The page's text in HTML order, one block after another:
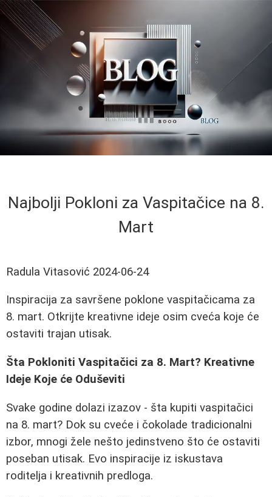
Najbolji Pokloni za Vaspitačice na 8.
Mart
Radula Vitasović 2024-06-24
Inspiracija za savršene poklone vaspitačicama za
8. mart. Otkrijte kreativne ideje osim cveća koje će
ostaviti trajan utisak.
Šta Pokloniti Vaspitačici za 8. Mart? Kreativne
Ideje Koje će Oduševiti
Svake godine dolazi izazov - šta kupiti vaspitačici
na 8. mart? Dok su cveće i čokolade tradicionalni
izbor, mnogi žele nešto jedinstveno što će ostaviti
poseban utisak. Evo inspiracije iz iskustava
roditelja i kreativnih predloga.